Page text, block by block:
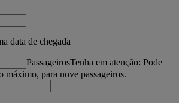
data de chegada
PassageirosTenha em atenção: Pode
máximo, para nove passageiros.